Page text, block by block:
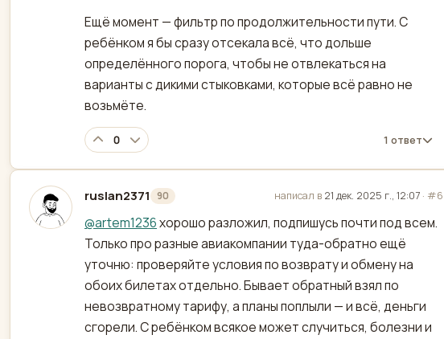
Ещё момент — фильтр по продолжительности пути. С
ребёнком я бы сразу отсекала всё, что дольше
определённого порога, чтобы не отвлекаться на
варианты с дикими стыковками, которые всё равно не
возьмёте.
0 1 ответ
ruslan2371 90
отредактировано написал в 21 дек. 2025 г., 12:07 · #6
@artem1236хорошо разложил, подпишусь почти под всем.
Только про разные авиакомпании туда-обратно ещё
уточню: проверяйте условия по возврату и обмену на
обоих билетах отдельно. Бывает обратный взял по
невозвратному тарифу, а планы поплыли — и всё, деньги
сгорели. С ребёнком всякое может случиться, болезни и